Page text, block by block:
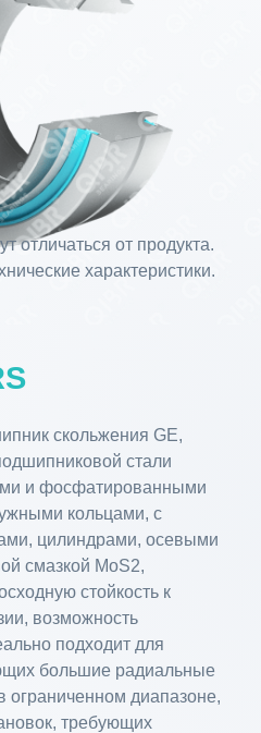
отличаться от продукта.
характеристики.
скольжения GE,
стали
и фосфатированными
кольцами, с
цилиндрами, осевыми
смазкой MoS2,
стойкость к
возможность
подходит для
большие радиальные
ограниченном диапазоне,
требующих